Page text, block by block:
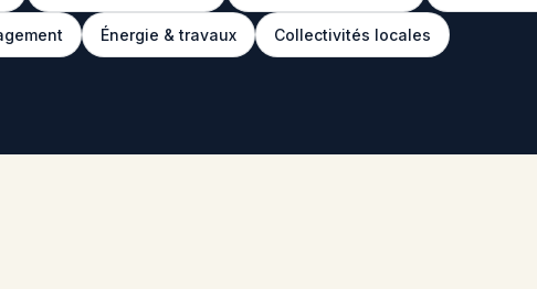
Énergie & travaux Collectivités locales